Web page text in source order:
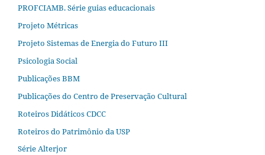
PROFCIAMB. Série guias educacionais
Projeto Métricas
Projeto Sistemas de Energia do Futuro III
Psicologia Social
Publicações BBM
Publicações do Centro de Preservação Cultural
Roteiros Didáticos CDCC
Roteiros do Patrimônio da USP
Série Alterjor